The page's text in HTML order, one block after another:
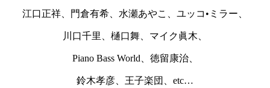
江口正祥、門倉有希、水瀬あやこ、ユッコ•ミラー、
川口千里、樋口舞、マイク眞木、
Piano Bass World、徳留康治、
鈴木孝彦、王子楽団、etc…